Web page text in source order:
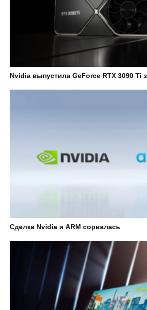
Nvidia выпустила GeForce RTX 3090 Ti
Сделка Nvidia и ARM сорвалась